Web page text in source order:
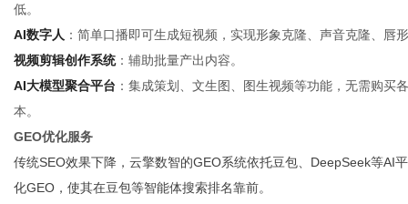
低。
AI数字人 ：简单口播即可生成短视频，实现形象克隆、声音克隆、唇
视频剪辑创作系统：辅助批量产出内容。
AI大模型聚合平台 ：集成策划、文生图、图生视频等功能，无需购
本。
GEO优化服务
传统SEO效果下降，云擎数智的GEO系统依托豆包、DeepSeek等AI
化GEO，使其在豆包等智能体搜索排名靠前。